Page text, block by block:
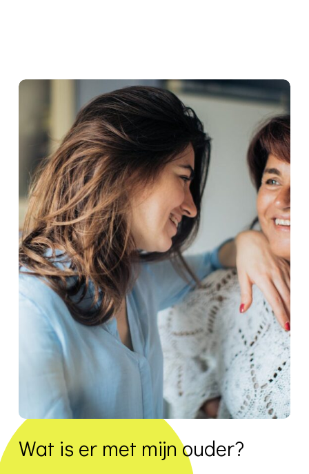
Wat is er met mijn ouder?
Daily
anti-
aging
cream